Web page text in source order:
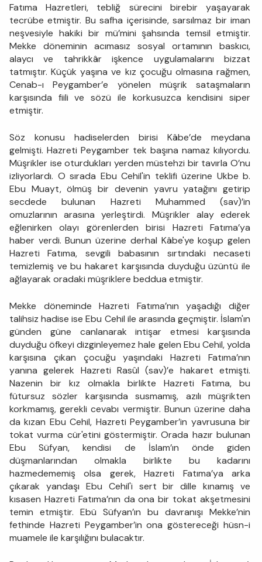
Fatıma Hazretleri, tebliğ sürecini birebir yaşayarak
tecrübe etmiştir. Bu safha içerisinde, sarsılmaz bir iman
neşvesiyle hakiki bir mü’mini şahsında temsil etmiştir.
Mekke döneminin acımasız sosyal ortamının baskıcı,
alaycı ve tahrikkâr işkence uygulamalarını bizzat
tatmıştır. Küçük yaşına ve kız çocuğu olmasına rağmen,
Cenab-ı Peygamber’e yönelen müşrik sataşmaların
karşısında fiili ve sözü ile korkusuzca kendisini siper
etmiştir.
Söz konusu hadiselerden birisi Kâbe’de meydana
gelmişti. Hazreti Peygamber tek başına namaz kılıyordu.
Müşrikler ise oturdukları yerden müstehzi bir tavırla O’nu
izliyorlardı. O sırada Ebu Cehil'in teklifi üzerine Ukbe b.
Ebu Muayt, ölmüş bir devenin yavru yatağını getirip
secdede bulunan Hazreti Muhammed (sav)’in
omuzlarının arasına yerleştirdi. Müşrikler alay ederek
eğlenirken olayı görenlerden birisi Hazreti Fatıma’ya
haber verdi. Bunun üzerine derhal Kâbe'ye koşup gelen
Hazreti Fatıma, sevgili babasının sırtındaki necaseti
temizlemiş ve bu hakaret karşısında duyduğu üzüntü ile
ağlayarak oradaki müşriklere beddua etmiştir.
Mekke döneminde Hazreti Fatıma’nın yaşadığı diğer
talihsiz hadise ise Ebu Cehil ile arasında geçmiştir. İslam'ın
günden güne canlanarak intişar etmesi karşısında
duyduğu öfkeyi dizginleyemez hale gelen Ebu Cehil, yolda
karşısına çıkan çocuğu yaşındaki Hazreti Fatıma’nın
yanına gelerek Hazreti Rasûl (sav)’e hakaret etmişti.
Nazenin bir kız olmakla birlikte Hazreti Fatıma, bu
fütursuz sözler karşısında susmamış, azılı müşrikten
korkmamış, gerekli cevabı vermiştir. Bunun üzerine daha
da kızan Ebu Cehil, Hazreti Peygamber’in yavrusuna bir
tokat vurma cür'etini göstermiştir. Orada hazır bulunan
Ebu Süfyan, kendisi de İslam’ın önde giden
düşmanlarından olmakla birlikte bu kadarını
hazmedememiş olsa gerek, Hazreti Fatıma’ya arka
çıkarak yandaşı Ebu Cehil'i sert bir dille kınamış ve
kısasen Hazreti Fatıma’nın da ona bir tokat akşetmesini
temin etmiştir. Ebü Süfyan’ın bu davranışı Mekke’nin
fethinde Hazreti Peygamber’in ona göstereceği hüsn-i
muamele ile karşılığını bulacaktır.